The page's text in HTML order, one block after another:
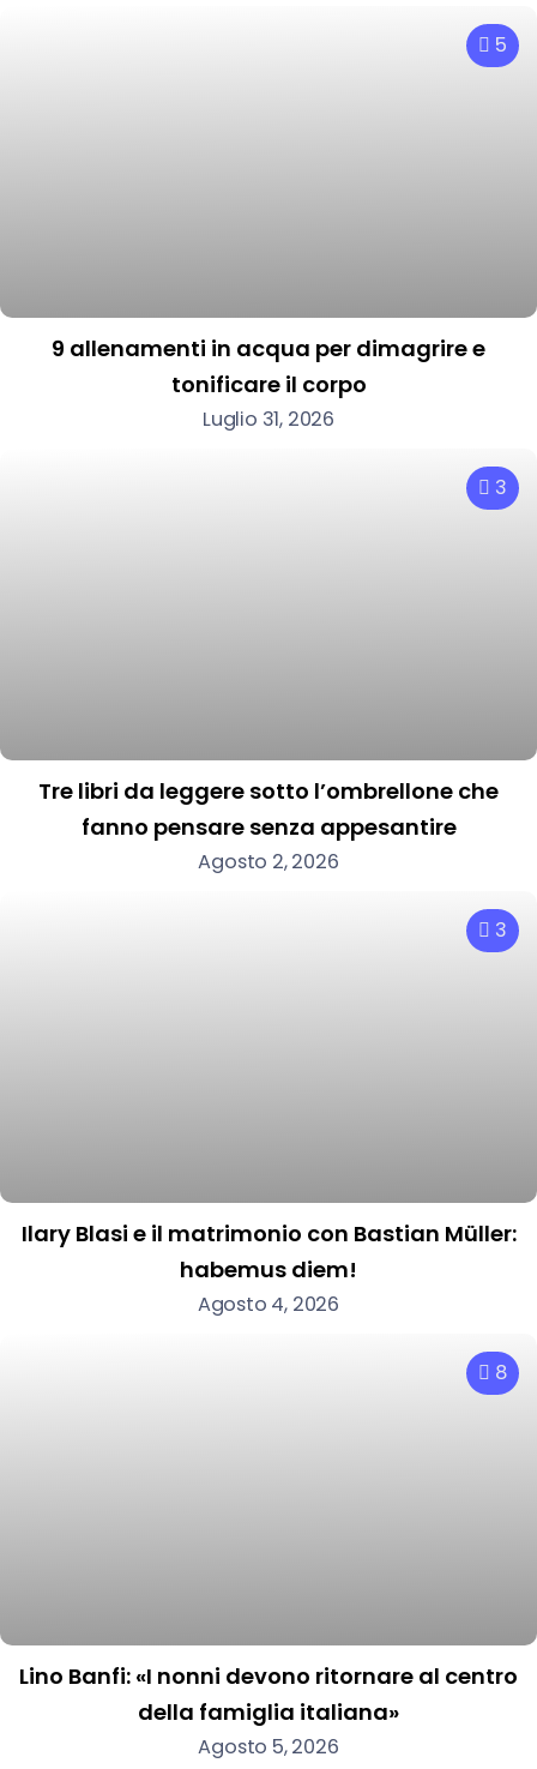
5
9 allenamenti in acqua per dimagrire e
tonificare il corpo
Luglio 31, 2026
3
Tre libri da leggere sotto l’ombrellone che
fanno pensare senza appesantire
Agosto 2, 2026
3
Ilary Blasi e il matrimonio con Bastian Müller:
habemus diem!
Agosto 4, 2026
8
Lino Banfi: «I nonni devono ritornare al centro
della famiglia italiana»
Agosto 5, 2026